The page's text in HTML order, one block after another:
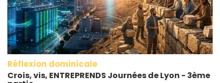
Réflexion dominicale
Crois, vis, ENTREPRENDS Journées de Lyon - 3ème